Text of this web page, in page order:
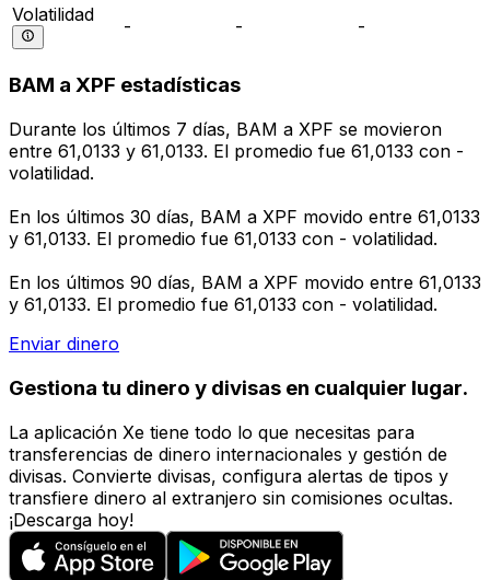
Volatilidad
- - -
BAM a XPF estadísticas
Durante los últimos 7 días, BAM a XPF se movieron
entre 61,0133 y 61,0133. El promedio fue 61,0133 con -
volatilidad.
En los últimos 30 días, BAM a XPF movido entre 61,0133
y 61,0133. El promedio fue 61,0133 con - volatilidad.
En los últimos 90 días, BAM a XPF movido entre 61,0133
y 61,0133. El promedio fue 61,0133 con - volatilidad.
Enviar dinero
Gestiona tu dinero y divisas en cualquier lugar.
La aplicación Xe tiene todo lo que necesitas para
transferencias de dinero internacionales y gestión de
divisas. Convierte divisas, configura alertas de tipos y
transfiere dinero al extranjero sin comisiones ocultas.
¡Descarga hoy!